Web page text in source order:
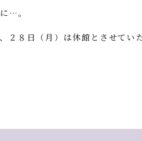
…。
８日（月）は休館とさせてい